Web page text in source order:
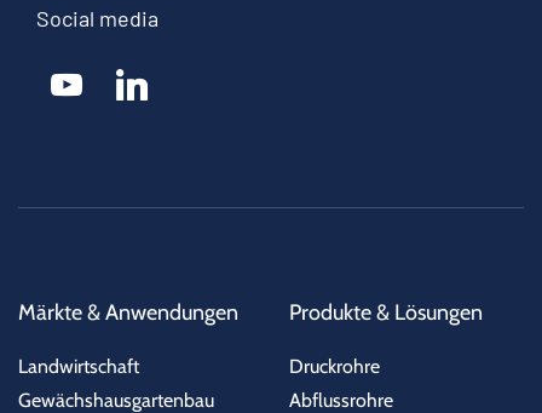
Social media
youtube linkedin
Märkte & Anwendungen
Landwirtschaft
Gewächshausgartenbau
Produkte & Lösungen
Druckrohre
Abflussrohre